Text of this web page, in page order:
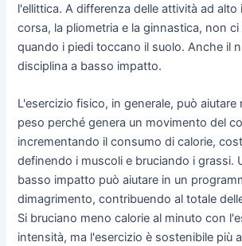
l'ellittica. A differenza delle attività ad
corsa, la pliometria e la ginnastica, non
quando i piedi toccano il suolo. Anche il
disciplina a basso impatto.
L'esercizio fisico, in generale, può aiutare
peso perché genera un movimento del
incrementando il consumo di calorie,
definendo i muscoli e bruciando i grassi.
basso impatto può aiutare in un
dimagrimento, contribuendo al totale
Si bruciano meno calorie al minuto con
intensità, ma l'esercizio è sostenibile più